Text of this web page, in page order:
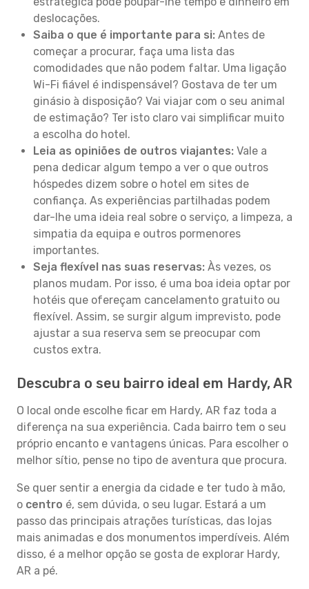
deslocações.
Saiba o que é importante para si: Antes de
começar a procurar, faça uma lista das
comodidades que não podem faltar. Uma ligação
Wi-Fi fiável é indispensável? Gostava de ter um
ginásio à disposição? Vai viajar com o seu animal
de estimação? Ter isto claro vai simplificar muito
a escolha do hotel.
Leia as opiniões de outros viajantes: Vale a
pena dedicar algum tempo a ver o que outros
hóspedes dizem sobre o hotel em sites de
confiança. As experiências partilhadas podem
dar-lhe uma ideia real sobre o serviço, a limpeza, a
simpatia da equipa e outros pormenores
importantes.
Seja flexível nas suas reservas: Às vezes, os
planos mudam. Por isso, é uma boa ideia optar por
hotéis que ofereçam cancelamento gratuito ou
flexível. Assim, se surgir algum imprevisto, pode
ajustar a sua reserva sem se preocupar com
custos extra.
Descubra o seu bairro ideal em Hardy, AR
O local onde escolhe ficar em Hardy, AR faz toda a
diferença na sua experiência. Cada bairro tem o seu
próprio encanto e vantagens únicas. Para escolher o
melhor sítio, pense no tipo de aventura que procura.
Se quer sentir a energia da cidade e ter tudo à mão,
o centro é, sem dúvida, o seu lugar. Estará a um
passo das principais atrações turísticas, das lojas
mais animadas e dos monumentos imperdíveis. Além
disso, é a melhor opção se gosta de explorar Hardy,
AR a pé.